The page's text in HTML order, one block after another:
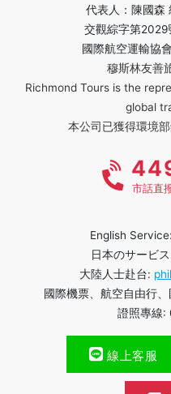
代表人：陳國森
交觀綜字第
國際航空運輸協
穆斯林友善
Richmond Tours is the
global
本公司已獲得環境
市話直
English
日本のサービ
大陸人士赴台:
國際機票、航空自由行
證照專線
線上客服